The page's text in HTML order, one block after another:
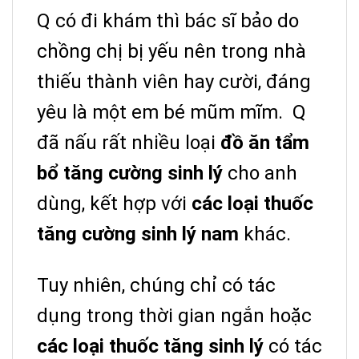
Q có đi khám thì bác sĩ bảo do
chồng chị bị yếu nên trong nhà
thiếu thành viên hay cười, đáng
yêu là một em bé mũm mĩm. Q
đã nấu rất nhiều loại đồ ăn tẩm
bổ tăng cường sinh lý cho anh
dùng, kết hợp với các loại thuốc
tăng cường sinh lý nam khác.
Tuy nhiên, chúng chỉ có tác
dụng trong thời gian ngắn hoặc
các loại thuốc tăng sinh lý có tác